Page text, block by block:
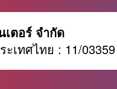
ตอร์ จำกัด
เทศไทย : 11/03359